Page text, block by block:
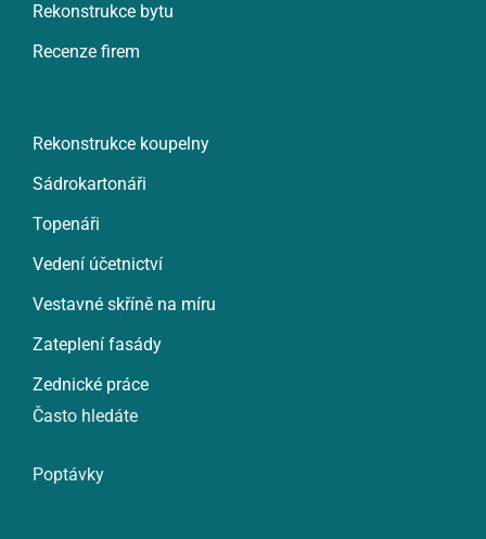
Rekonstrukce bytu
Recenze firem
Rekonstrukce koupelny
Sádrokartonáři
Topenáři
Vedení účetnictví
Vestavné skříně na míru
Zateplení fasády
Zednické práce
Často hledáte
Poptávky